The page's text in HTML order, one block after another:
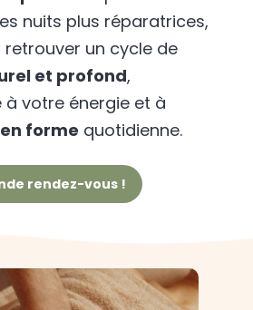
nuits plus réparatrices,
un cycle de
et profond,
à votre énergie et à
forme quotidienne.
rendez-vous !